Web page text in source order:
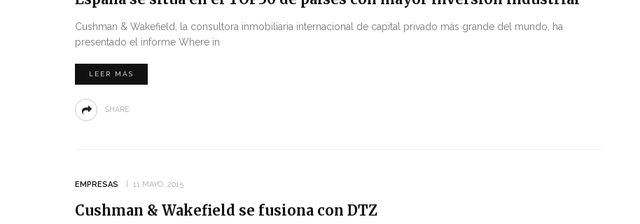
Cushman & Wakefield, la consultora inmobiliaria internacional de capital privado más grande del mundo, ha
presentado el informe Where in
LEER MÁS
SHARE
EMPRESAS 11 MAYO, 2015
Cushman & Wakefield se fusiona con DTZ